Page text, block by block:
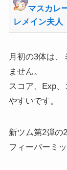
マスカレ
レメイン夫人
月初の3体は、
ません。
スコア、Exp
やすいです。
新ツム第2弾の
フィーバーミ